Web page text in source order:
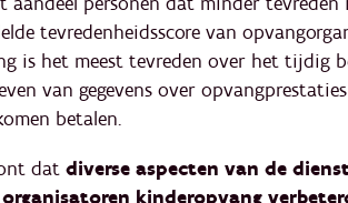
tevredenheidsscore van
is het meest tevreden over het tijdig
van gegevens over
betalen.
dat diverse aspecten van de